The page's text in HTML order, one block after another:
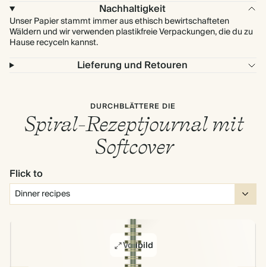
Nachhaltigkeit
Unser Papier stammt immer aus ethisch bewirtschafteten
Wäldern und wir verwenden plastikfreie Verpackungen, die du zu
Hause recyceln kannst.
Lieferung und Retouren
DURCHBLÄTTERE DIE
Spiral-Rezeptjournal mit
Softcover
Flick to
Vollbild